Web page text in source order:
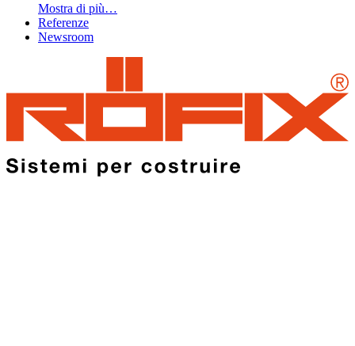
Mostra di più…
Referenze
Newsroom